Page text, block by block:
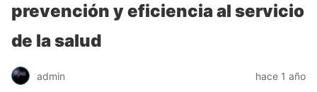
prevención y eficiencia al servicio
de la salud
admin hace 1 año